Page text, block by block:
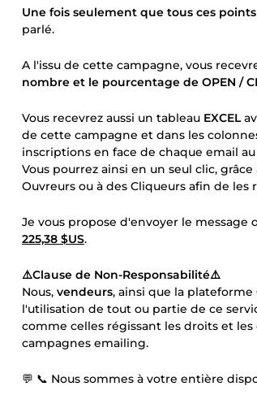
Une fois seulement que tous ces
parlé.
A l'issu de cette campagne, vous
nombre et le pourcentage de OPEN /
Vous recevrez aussi un tableau EXCEL
de cette campagne et dans les
inscriptions en face de chaque email
Vous pourrez ainsi en un seul clic, grâce
Ouvreurs ou à des Cliqueurs afin de
Je vous propose d'envoyer le
225,38 $US.
⚠️Clause de Non-Responsabilité⚠️
Nous, vendeurs, ainsi que la plateforme
l'utilisation de tout ou partie de ce
comme celles régissant les droits et
campagnes emailing.
💬 📞 Nous sommes à votre entière